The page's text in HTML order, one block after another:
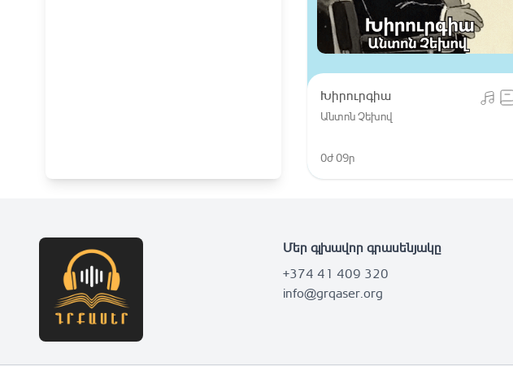
Խիրուրգիա
Անտոն Չեխով
0ժ 09ր
Մեր գլխավոր գրասենյակը
+374 41 409 320
info@grqaser.org